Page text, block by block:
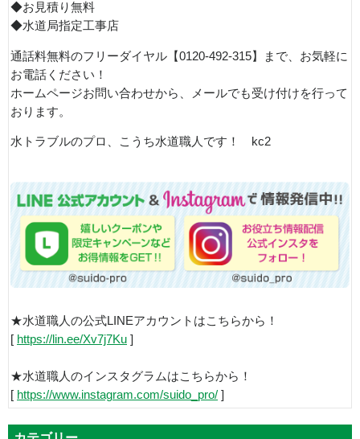
◆お見積り無料
◆水道局指定工事店
通話料無料のフリーダイヤル【0120-492-315】まで、お気軽に
お電話ください！
ホームページお問い合わせから、メールでも受け付けを行って
おります。
水トラブルのプロ、こうち水道職人です！ kc2
★水道職人の公式LINEアカウントはこちらから！
[ https://lin.ee/Xv7j7Ku ]
★水道職人のインスタグラムはこちらから！
[ https://www.instagram.com/suido_pro/ ]